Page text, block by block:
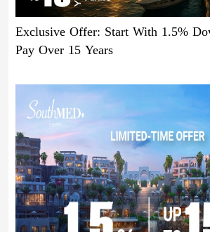
Exclusive Offer: Start With 1.5%
Pay Over 15 Years